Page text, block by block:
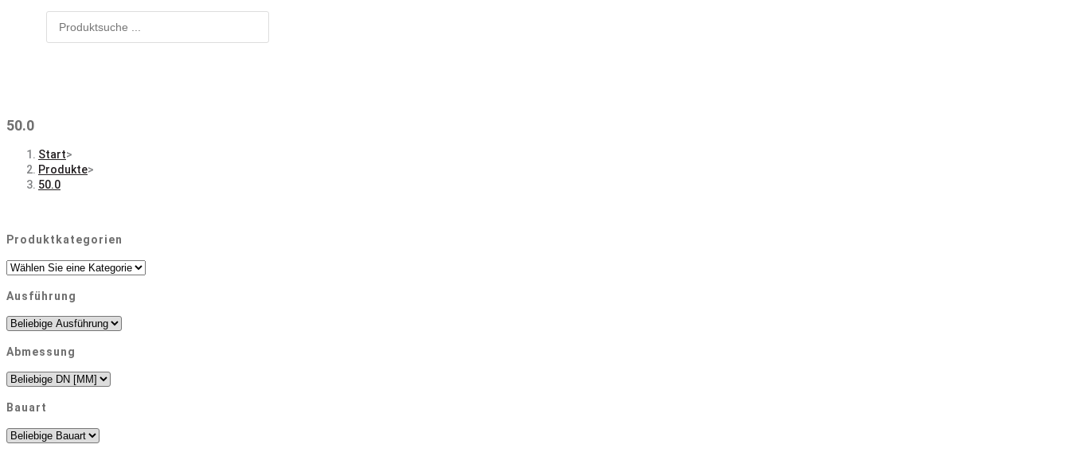
search
50.0
Start>
Produkte>
50.0
Produktkategorien
Ausführung
Abmessung
Bauart